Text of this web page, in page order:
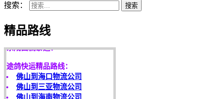
搜索：
搜索
精品路线
天开地辟宏基，
东成西就泰运！
途鸽快运精品路线：
佛山到海口物流公司
佛山到三亚物流公司
佛山到海南物流公司
佛山到南宁物流公司